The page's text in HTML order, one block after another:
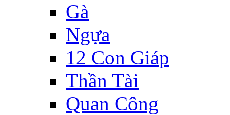
Gà
Ngựa
12 Con Giáp
Thần Tài
Quan Công